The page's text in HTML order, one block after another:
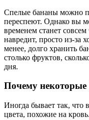
Спелые бананы можно
переспеют. Однако вы
временем станет
навредит, просто из-за
менее, долго хранить
столько фруктов,
дня.
Почему
Иногда бывает так, что
цвета, похожие на